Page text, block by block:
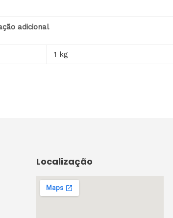
adicional
1 kg
Localização